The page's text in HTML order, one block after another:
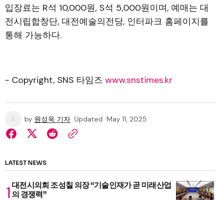
입장료는 R석 10,000원, S석 5,000원이며, 예매는 대
전시립합창단, 대전예술의전당, 인터파크 홈페이지를
통해 가능하다.
- Copyright, SNS 타임즈 www.snstimes.kr
by 원성욱 기자 Updated May 11, 2025
LATEST NEWS
대전시의회 조성칠 의장 “기술인재가 곧 미래산업
의 경쟁력”